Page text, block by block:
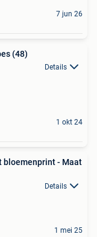
7 jun 26
volledig nieuwe bloes (48)
Details
1 okt 24
bloemenprint - Maat
Details
1 mei 25